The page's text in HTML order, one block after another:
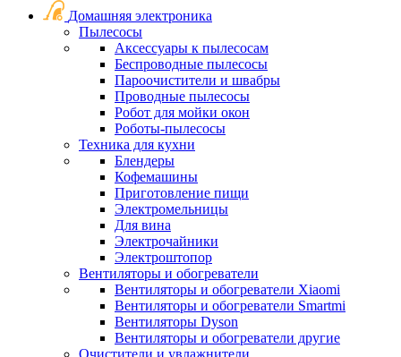
Домашняя электроника
Пылесосы
Аксессуары к пылесосам
Беспроводные пылесосы
Пароочистители и швабры
Проводные пылесосы
Робот для мойки окон
Роботы-пылесосы
Техника для кухни
Блендеры
Кофемашины
Приготовление пищи
Электромельницы
Для вина
Электрочайники
Электроштопор
Вентиляторы и обогреватели
Вентиляторы и обогреватели Xiaomi
Вентиляторы и обогреватели Smartmi
Вентиляторы Dyson
Вентиляторы и обогреватели другие
Очистители и увлажнители